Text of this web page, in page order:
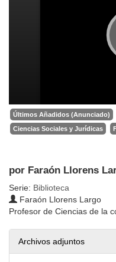
Últimos Añadidos (Anunciado)
Ciencias Sociales y Jurídicas
por Faraón Llorens
Serie: Biblioteca
Faraón Llorens Largo
Profesor de Ciencias de la
Archivos adjuntos